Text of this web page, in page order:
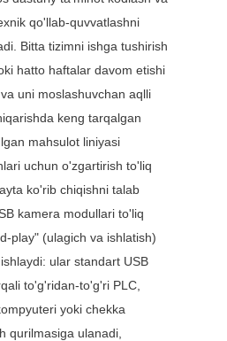
qo'llab-quvvatlashni
Bitta tizimni ishga tushirish
hatto haftalar davom etishi
uni moslashuvchan aqlli
keng tarqalgan
mahsulot liniyasi
uchun o'zgartirish to'liq
ko'rib chiqishni talab
kamera modullari to'liq
play" (ulagich va ishlatish)
ular standart USB
to'g'ridan-to'g'ri PLC,
yoki chekka
qurilmasiga ulanadi,